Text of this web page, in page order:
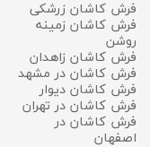
فرش کاشان زرشکی
فرش کاشان زمینه
روشن
فرش کاشان زاهدان
فرش کاشان در مشهد
فرش کاشان دیوار
فرش کاشان در تهران
فرش کاشان در
اصفهان